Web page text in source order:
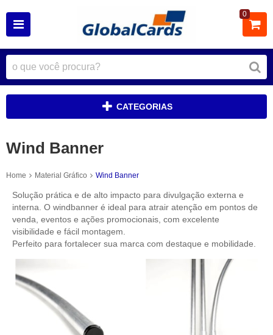
0
CATEGORIAS
Wind Banner
Home Material Gráfico Wind Banner
Solução prática e de alto impacto para divulgação externa e
interna. O windbanner é ideal para atrair atenção em pontos de
venda, eventos e ações promocionais, com excelente
visibilidade e fácil montagem.
Perfeito para fortalecer sua marca com destaque e mobilidade.